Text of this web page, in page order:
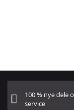
100 % nye dele
service